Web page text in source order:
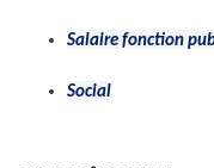
Salaire fonction
Social